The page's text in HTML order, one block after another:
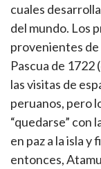
cuales
del mundo. Los
provenientes de
Pascua de 1722
las visitas de
peruanos, pero
“quedarse” con
en paz a la isla
entonces,